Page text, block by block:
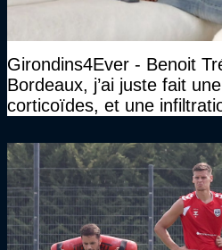
Girondins4Ever - Benoit
Bordeaux, j’ai juste fait
corticoïdes, et une